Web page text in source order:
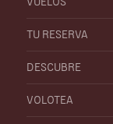
TU RESERVA
DESCUBRE
VOLOTEA